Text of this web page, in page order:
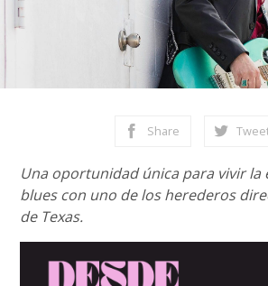
Share
Una oportunidad única para vivir la
blues con uno de los herederos
de Texas.